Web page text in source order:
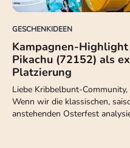
GESCHENKIDEEN
Kampagnen-Highlight
Pikachu (72152) als
Platzierung
Liebe Kribbelbunt-
Wenn wir die klassischen,
anstehenden Osterfest